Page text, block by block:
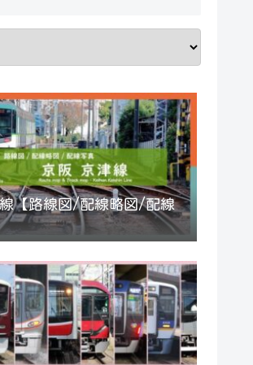
【路線図/配線略図/配線